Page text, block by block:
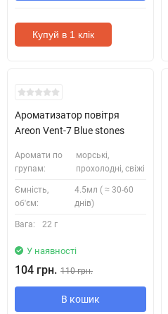
Купуй в 1 клік
Ароматизатор повітря
Areon Vent-7 Blue stones
Аромати по
групам:
морські,
прохолодні, свіжі
Ємність,
об'єм:
4.5мл ( ≈ 30-60
днів)
Вага: 22 г
У наявності
104 грн. 110 грн.
В кошик